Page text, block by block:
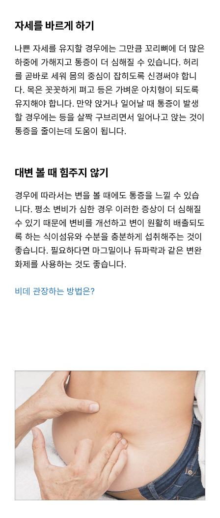
자세를 바르게 하기
나쁜 자세를 유지할 경우에는 그만큼 꼬리뼈에 더 많은
하중에 가해지고 통증이 더 심해질 수 있습니다. 허리
를 곧바로 세워 몸의 중심이 잡히도록 신경써야 합니
다. 목은 꼿꼿하게 펴고 등은 가벼운 아치형이 되도록
유지해야 합니다. 만약 앉거나 일어날 때 통증이 발생
할 경우에는 등을 살짝 구브리면서 일어나고 앉는 것이
통증을 줄이는데 도움이 됩니다.
대변 볼 때 힘주지 않기
경우에 따라서는 변을 볼 때에도 통증을 느낄 수 있습
니다. 평소 변비가 심한 경우 이러한 증상이 더 심해질
수 있기 때문에 변비를 개선하고 변이 원활히 배출되도
록 하는 식이섬유와 수분을 충분하게 섭취해주는 것이
좋습니다. 필요하다면 마그밀이나 듀파락과 같은 변완
화제를 사용하는 것도 좋습니다.
비데 관장하는 방법은?